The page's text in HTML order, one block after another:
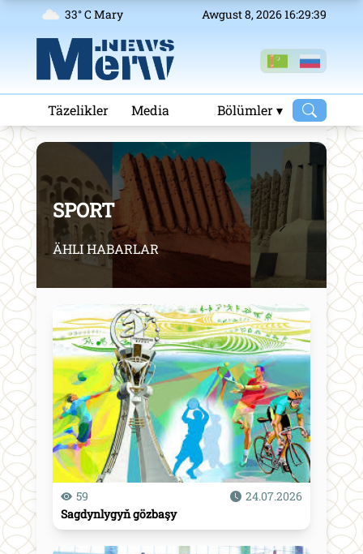
33° C Mary Awgust 8, 2026 16:29:40
Täzelikler Media Bölümler ▾
SPORT
ÄHLI HABARLAR
59
24.07.2026
Sagdynlygyň gözbaşy